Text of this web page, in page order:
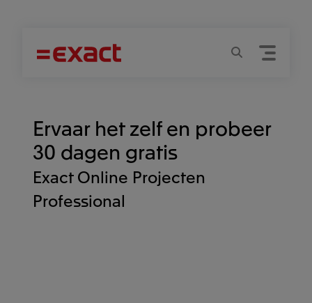
Menu
Zoeken
Ervaar het zelf en probeer
30 dagen gratis
Exact Online Projecten
Professional